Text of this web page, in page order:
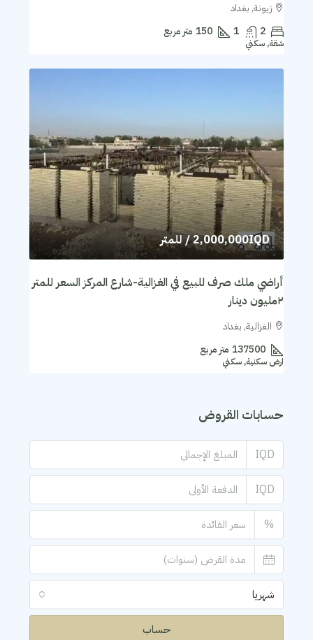
زيونة, بغداد
2
1
150 متر مربع
شقة, سكني
2,000,000IQD/ للمتر
أراضي ملك صرف للبيع في الغزالية-شارع المركز السعر للمتر
٢مليون دينار
الغزالية, بغداد
137500 متر مربع
ارض سكنية, سكني
حسابات القروض
IQD
IQD
%
شهريا
حساب